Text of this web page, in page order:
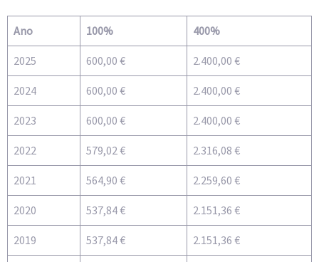
Ano 100% 400%
2025 600,00 € 2.400,00 €
2024 600,00 € 2.400,00 €
2023 600,00 € 2.400,00 €
2022 579,02 € 2.316,08 €
2021 564,90 € 2.259,60 €
2020 537,84 € 2.151,36 €
2019 537,84 € 2.151,36 €